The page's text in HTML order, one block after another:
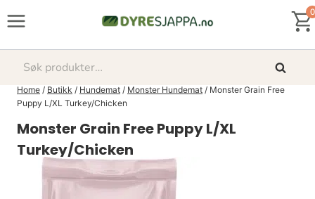
0
Søk
etter:
Søk
Home / Butikk / Hundemat / Monster Hundemat / Monster Grain Free
Puppy L/XL Turkey/Chicken
Monster Grain Free Puppy L/XL
Turkey/Chicken